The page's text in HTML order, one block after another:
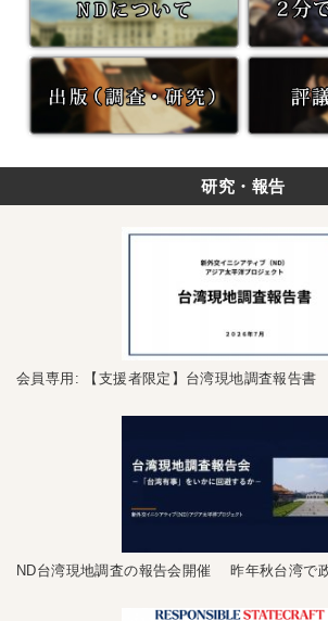
研究・報告
会員専用: 【支援者限定】台湾現地調査報告書
ND台湾現地調査の報告会開催 昨年秋台湾で